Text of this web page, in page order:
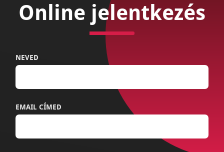
Online jelentkezés
NEVED
EMAIL CÍMED